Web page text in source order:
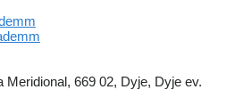
Meridional, 669 02, Dyje, Dyje ev.